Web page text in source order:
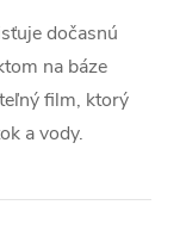
dočasnú
na báze
film, ktorý
a vody.